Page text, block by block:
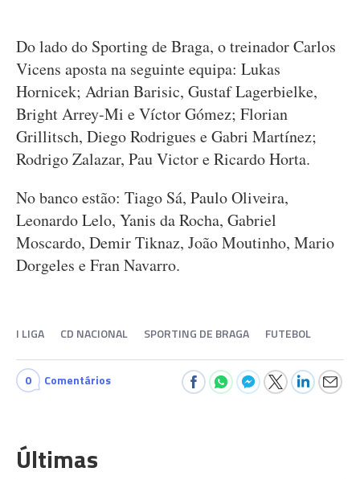
Do lado do Sporting de Braga, o treinador Carlos
Vicens aposta na seguinte equipa: Lukas
Hornicek; Adrian Barisic, Gustaf Lagerbielke,
Bright Arrey-Mi e Víctor Gómez; Florian
Grillitsch, Diego Rodrigues e Gabri Martínez;
Rodrigo Zalazar, Pau Victor e Ricardo Horta.
No banco estão: Tiago Sá, Paulo Oliveira,
Leonardo Lelo, Yanis da Rocha, Gabriel
Moscardo, Demir Tiknaz, João Moutinho, Mario
Dorgeles e Fran Navarro.
I LIGA CD NACIONAL SPORTING DE BRAGA FUTEBOL
0 Comentários
Últimas